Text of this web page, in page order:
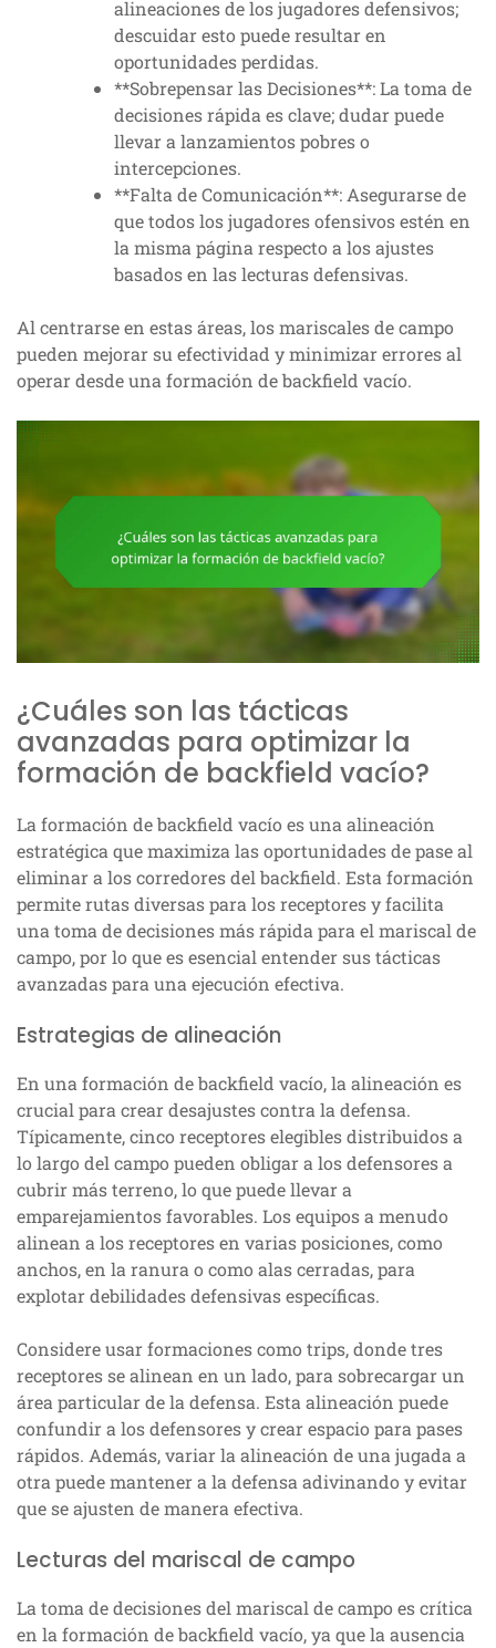
alineaciones de los jugadores defensivos;
descuidar esto puede resultar en
oportunidades perdidas.
**Sobrepensar las Decisiones**: La toma de
decisiones rápida es clave; dudar puede
llevar a lanzamientos pobres o
intercepciones.
**Falta de Comunicación**: Asegurarse de
que todos los jugadores ofensivos estén en
la misma página respecto a los ajustes
basados en las lecturas defensivas.
Al centrarse en estas áreas, los mariscales de campo
pueden mejorar su efectividad y minimizar errores al
operar desde una formación de backfield vacío.
¿Cuáles son las tácticas
avanzadas para optimizar la
formación de backfield vacío?
La formación de backfield vacío es una alineación
estratégica que maximiza las oportunidades de pase al
eliminar a los corredores del backfield. Esta formación
permite rutas diversas para los receptores y facilita
una toma de decisiones más rápida para el mariscal de
campo, por lo que es esencial entender sus tácticas
avanzadas para una ejecución efectiva.
Estrategias de alineación
En una formación de backfield vacío, la alineación es
crucial para crear desajustes contra la defensa.
Típicamente, cinco receptores elegibles distribuidos a
lo largo del campo pueden obligar a los defensores a
cubrir más terreno, lo que puede llevar a
emparejamientos favorables. Los equipos a menudo
alinean a los receptores en varias posiciones, como
anchos, en la ranura o como alas cerradas, para
explotar debilidades defensivas específicas.
Considere usar formaciones como trips, donde tres
receptores se alinean en un lado, para sobrecargar un
área particular de la defensa. Esta alineación puede
confundir a los defensores y crear espacio para pases
rápidos. Además, variar la alineación de una jugada a
otra puede mantener a la defensa adivinando y evitar
que se ajusten de manera efectiva.
Lecturas del mariscal de campo
La toma de decisiones del mariscal de campo es crítica
en la formación de backfield vacío, ya que la ausencia